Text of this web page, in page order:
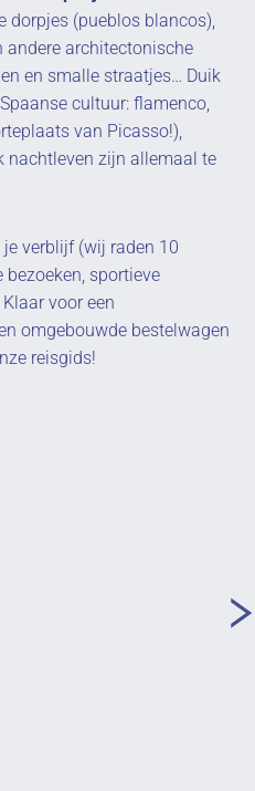
dorpjes (pueblos blancos),
andere architectonische
en smalle straatjes… Duik
cultuur: flamenco,
van Picasso!),
nachtleven zijn allemaal te
verblijf (wij raden 10
sportieve
voor een
omgebouwde bestelwagen
reisgids!